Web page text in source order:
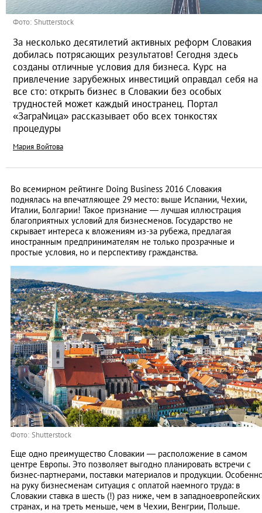
Фото: Shutterstock
За несколько десятилетий активных реформ Словакия
добилась потрясающих результатов! Сегодня здесь
созданы отличные условия для бизнеса. Курс на
привлечение зарубежных инвестиций оправдал себя на
все сто: открыть бизнес в Словакии без особых
трудностей может каждый иностранец. Портал
«ЗаграNица» рассказывает обо всех тонкостях
процедуры
Мария Войтова
Во всемирном рейтинге Doing Business 2016 Словакия
поднялась на впечатляющее 29 место: выше Испании, Чехии,
Италии, Болгарии! Такое признание ― лучшая иллюстрация
благоприятных условий для бизнесменов. Государство не
скрывает интереса к вложениям из-за рубежа, предлагая
иностранным предпринимателям не только прозрачные и
простые условия, но и перспективу гражданства.
Фото: Shutterstock
Еще одно преимущество Словакии ― расположение в самом
центре Европы. Это позволяет выгодно планировать встречи с
бизнес-партнерами, поставки материалов и продукции.
на руку бизнесменам ситуация с оплатой наемного труда: в
Словакии ставка в шесть (!) раз ниже, чем в западноевропейских
странах, и на треть меньше, чем в Чехии, Венгрии, Польше.